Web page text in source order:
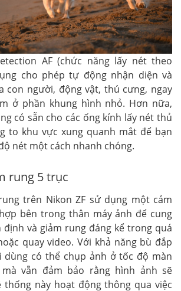
AF (chức năng lấy nét theo
cho phép tự động nhận diện và
con người, động vật, thú cưng, ngay
ở phần khung hình nhỏ. Hơn nữa,
có sẵn cho các ống kính lấy nét thủ
to khu vực xung quanh mắt để bạn
nét một cách nhanh chóng.
rung 5 trục
trên Nikon ZF sử dụng một cảm
bên trong thân máy ảnh để cung
định và giảm rung đáng kể trong quá
quay video. Với khả năng bù đắp
dùng có thể chụp ảnh ở tốc độ màn
vẫn đảm bảo rằng hình ảnh sẽ
thống này hoạt động thông qua việc